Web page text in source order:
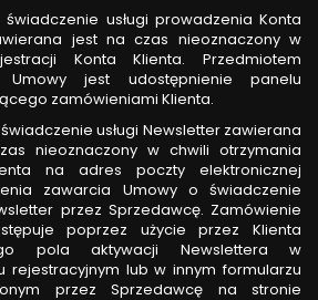
usługi prowadzenia Konta
jest na czas nieoznaczony w
Konta Klienta. Przedmiotem
Umowy jest udostępnienie panelu
zamówieniami Klienta.
usługi Newsletter zawierana
nieoznaczony w chwili otrzymania
na adres poczty elektronicznej
zawarcia Umowy o świadczenie
przez Sprzedawcę. Zamówienie
poprzez użycie przez Klienta
pola aktywacji Newslettera w
rejestracyjnym lub w innym formularzu
przez Sprzedawcę na stronie